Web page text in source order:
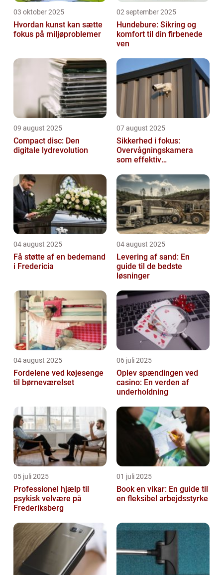
03 oktober 2025
Hvordan kunst kan sætte
fokus på miljøproblemer
02 september 2025
Hundebure: Sikring og
komfort til din firbenede
ven
09 august 2025
Compact disc: Den
digitale lydrevolution
07 august 2025
Sikkerhed i fokus:
Overvågningskamera
som effektiv
04 august 2025
Få støtte af en bedemand
i Fredericia
04 august 2025
Levering af sand: En
guide til de bedste
løsninger
04 august 2025
Fordelene ved køjesenge
til børneværelset
06 juli 2025
Oplev spændingen ved
casino: En verden af
underholdning
05 juli 2025
Professionel hjælp til
psykisk velvære på
Frederiksberg
01 juli 2025
Book en vikar: En guide til
en fleksibel arbejdsstyrke